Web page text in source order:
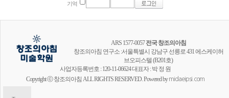
기억
ARS 1577-0057전국 창조의아침
창조의아침 연구소 :서울특별시 강남구 선릉로 431 에스케이허
브오피스텔 (B201호)
사업자등록번호 : 120-11-06624 대표자 : 박 정 원
Copyright ⓒ 창조의아침 ALL RIGHTS RESERVED. Powered bymidaeipsi.com